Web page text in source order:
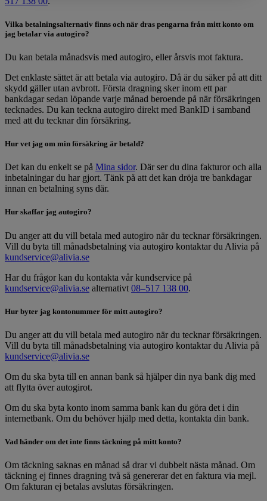
Vilka betalningsalternativ finns och när dras pengarna från mitt konto om
jag betalar via autogiro?
Du kan betala månadsvis med autogiro, eller årsvis mot faktura.
Det enklaste sättet är att betala via autogiro. Då är du säker på att ditt
skydd gäller utan avbrott. Första dragning sker inom ett par
bankdagar sedan löpande varje månad beroende på när försäkringen
tecknades. Du kan teckna autogiro direkt med BankID i samband
med att du tecknar din försäkring.
Hur vet jag om min försäkring är betald?
Det kan du enkelt se på Mina sidor. Där ser du dina fakturor och alla
inbetalningar du har gjort. Tänk på att det kan dröja tre bankdagar
innan en betalning syns där.
Hur skaffar jag autogiro?
Du anger att du vill betala med autogiro när du tecknar försäkringen.
Vill du byta till månadsbetalning via autogiro kontaktar du Alivia på
kundservice@alivia.se
Har du frågor kan du kontakta vår kundservice på
kundservice@alivia.se alternativt 08–517 138 00.
Hur byter jag kontonummer för mitt autogiro?
Du anger att du vill betala med autogiro när du tecknar försäkringen.
Vill du byta till månadsbetalning via autogiro kontaktar du Alivia på
kundservice@alivia.se
Om du ska byta till en annan bank så hjälper din nya bank dig med
att flytta över autogirot.
Om du ska byta konto inom samma bank kan du göra det i din
internetbank. Om du behöver hjälp med detta, kontakta din bank.
Vad händer om det inte finns täckning på mitt konto?
Om täckning saknas en månad så drar vi dubbelt nästa månad. Om
täckning ej finnes dragning två så genererar det en faktura via mejl.
Om fakturan ej betalas avslutas försäkringen.